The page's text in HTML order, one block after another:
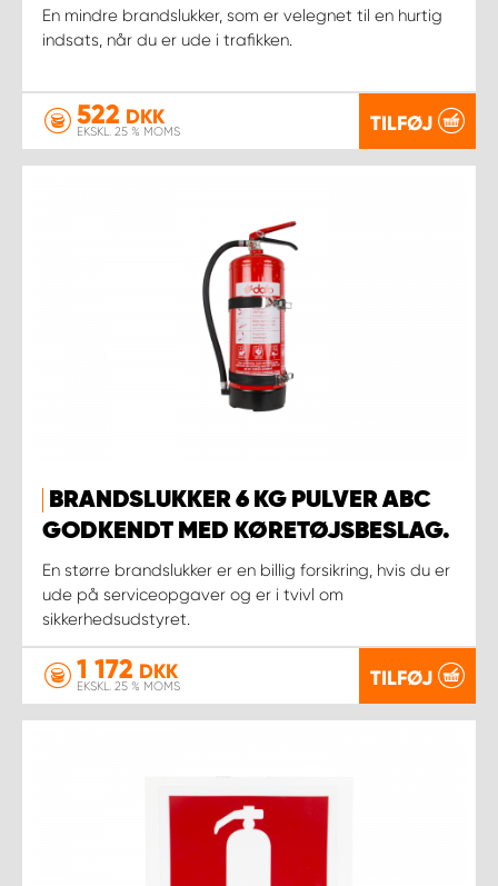
En mindre brandslukker, som er velegnet til en hurtig
indsats, når du er ude i trafikken.
522 DKK
EKSKL. 25 % MOMS TILFØJ
BRANDSLUKKER 6 KG PULVER ABC
GODKENDT MED KØRETØJSBESLAG.
En større brandslukker er en billig forsikring, hvis du er
ude på serviceopgaver og er i tvivl om
sikkerhedsudstyret.
1 172 DKK
EKSKL. 25 % MOMS TILFØJ